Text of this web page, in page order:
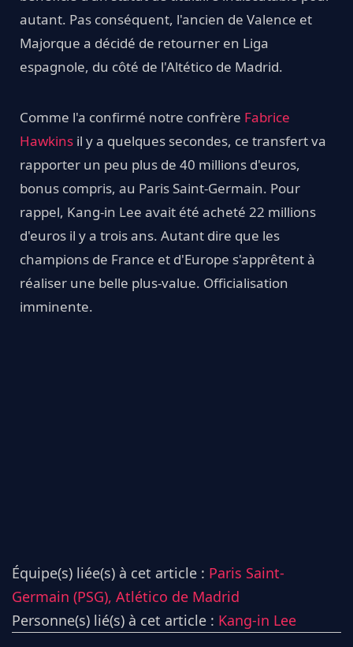
autant. Pas conséquent, l'ancien de Valence et
Majorque a décidé de retourner en Liga
espagnole, du côté de l'Altético de Madrid.
Comme l'a confirmé notre confrère Fabrice
Hawkins il y a quelques secondes, ce transfert va
rapporter un peu plus de 40 millions d'euros,
bonus compris, au Paris Saint-Germain. Pour
rappel, Kang-in Lee avait été acheté 22 millions
d'euros il y a trois ans. Autant dire que les
champions de France et d'Europe s'apprêtent à
réaliser une belle plus-value. Officialisation
imminente.
Équipe(s) liée(s) à cet article : Paris Saint-
Germain (PSG), Atlético de Madrid
Personne(s) lié(s) à cet article : Kang-in Lee